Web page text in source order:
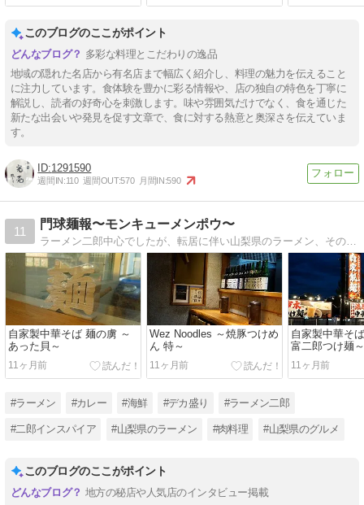
このブログのここがポイント
多彩な料理とこだわりの逸品
地域の隠れた名店から有名店まで幅広く紹介し、料理の魅力を伝えること
に注力しています。食体験を豊かに彩る情報や、店の独自の特色を丁寧に
解説し、読者の好奇心を刺激します。味や雰囲気だけでなく、食を通じた
新たな出会いや発見を促す文章で、食に対する熱意と奥深さを伝えていま
す。
1291590
週間IN:110 週間OUT:570 月間IN:590
11
門球麺報〜モンキューメンポウ〜
ラーメン二郎中心でしたが、転居に伴い山梨県のラーメン、その他グルメを中心にご紹介します。二郎もまだまだ現役！適宜ご紹介します。
自家製中華そば 麺の虜 ～
あった貝～
11ヶ月前
Wez Noodles ～焼豚つけめ
ん 特～
11ヶ月前
自家製中華そ
富二郎つけ麺～
11ヶ月前
#ラーメン #カレー #海鮮 #デカ盛り #ラーメン二郎
#二郎インスパイア #山梨県のラーメン #肉料理 #山梨県のグルメ
このブログのここがポイント
地方の秘店や人気店のインタビュー掲載